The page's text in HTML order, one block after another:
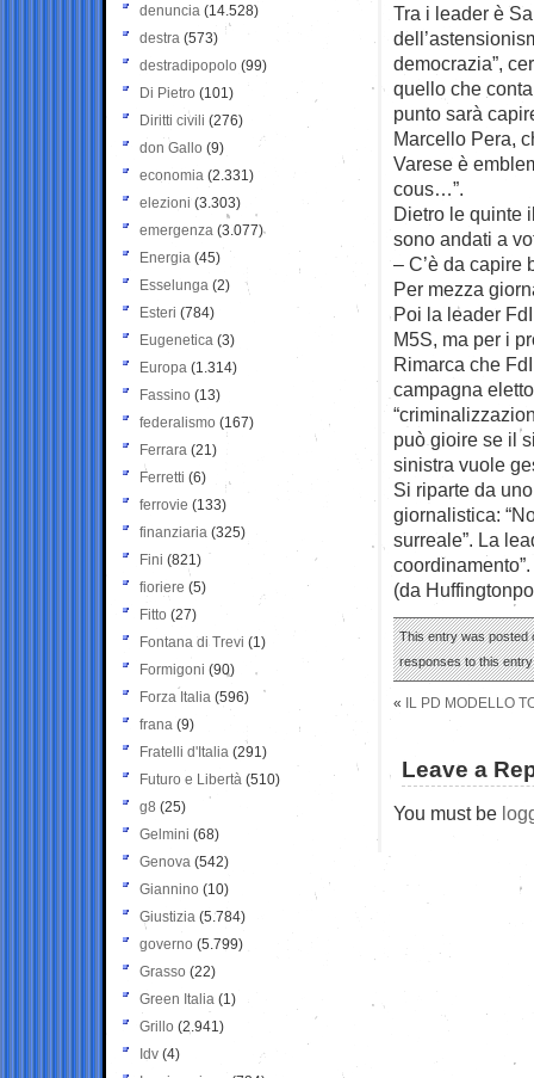
Tra i leader è
democrazia”,
quello che
punto sarà
Marcello Pera,
Varese è
cous…”.
Dietro le quinte
sono andati a
– C’è da capire
Per mezza
Poi la leader
M5S, ma per i
Rimarca che
campagna
può gioire se il
sinistra vuole
Si riparte da
giornalistica:
surreale”. La
coordinamento”.
(da
This entry was posted
responses to this
« IL PD MODELLO
Leave a
You must be
denuncia (14.528)
destra (573)
destradipopolo (99)
Di Pietro (101)
Diritti civili (276)
don Gallo (9)
economia (2.331)
elezioni (3.303)
emergenza (3.077)
Energia (45)
Esselunga (2)
Esteri (784)
Eugenetica (3)
Europa (1.314)
Fassino (13)
federalismo (167)
Ferrara (21)
Ferretti (6)
ferrovie (133)
finanziaria (325)
Fini (821)
fioriere (5)
Fitto (27)
Fontana di Trevi (1)
Formigoni (90)
Forza Italia (596)
frana (9)
Fratelli d'Italia (291)
Futuro e Libertà (510)
g8 (25)
Gelmini (68)
Genova (542)
Giannino (10)
Giustizia (5.784)
governo (5.799)
Grasso (22)
Green Italia (1)
Grillo (2.941)
Idv (4)